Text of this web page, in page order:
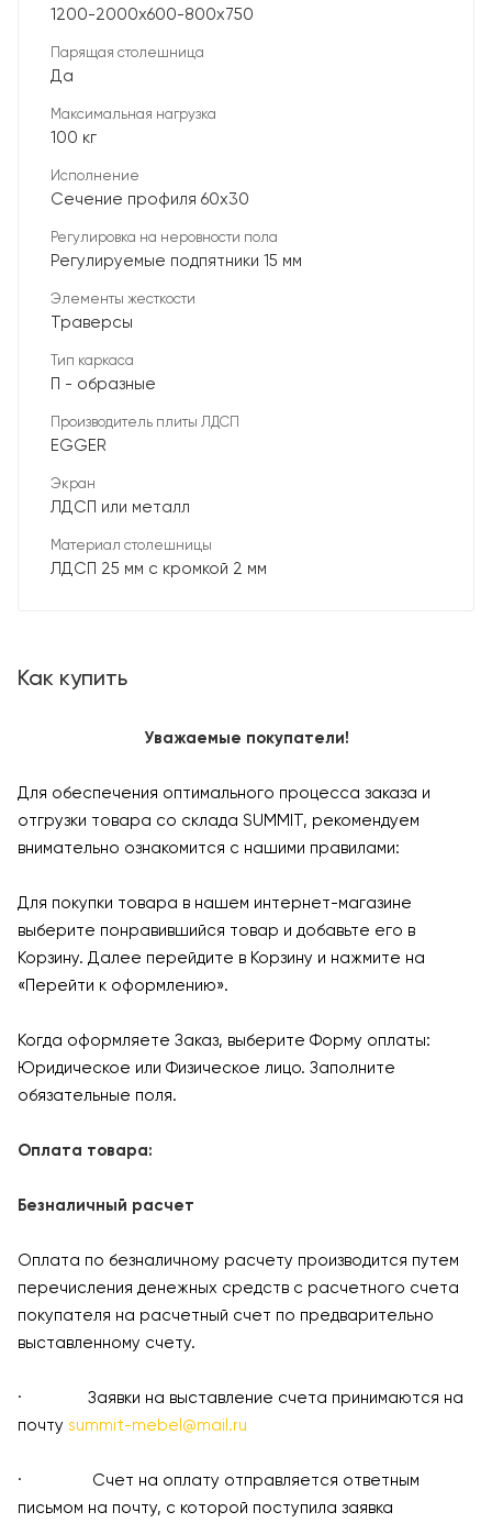
1200-2000х600-800х750
Парящая столешница
Да
Максимальная нагрузка
100 кг
Исполнение
Сечение профиля 60х30
Регулировка на неровности пола
Регулируемые подпятники 15 мм
Элементы жесткости
Траверсы
Тип каркаса
П - образные
Производитель плиты ЛДСП
EGGER
Экран
ЛДСП или металл
Материал столешницы
ЛДСП 25 мм с кромкой 2 мм
Как купить
Уважаемые покупатели!
Для обеспечения оптимального процесса заказа и
отгрузки товара со склада SUMMIT, рекомендуем
внимательно ознакомится с нашими правилами:
Для покупки товара в нашем интернет-магазине
выберите понравившийся товар и добавьте его в
Корзину. Далее перейдите в Корзину и нажмите на
«Перейти к оформлению».
Когда оформляете Заказ, выберите Форму оплаты:
Юридическое или Физическое лицо. Заполните
обязательные поля.
Оплата товара:
Безналичный расчет
Оплата по безналичному расчету производится путем
перечисления денежных средств с расчетного счета
покупателя на расчетный счет по предварительно
выставленному счету.
· Заявки на выставление счета принимаются на
почту summit-mebel@mail.ru
· Счет на оплату отправляется ответным
письмом на почту, с которой поступила заявка